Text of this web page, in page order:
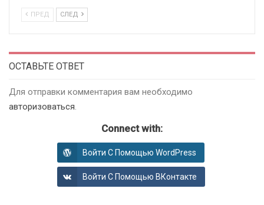
ПРЕД СЛЕД
ОСТАВЬТЕ ОТВЕТ
Для отправки комментария вам необходимо
авторизоваться.
Connect with:
Войти С Помощью WordPress
Войти С Помощью ВКонтакте